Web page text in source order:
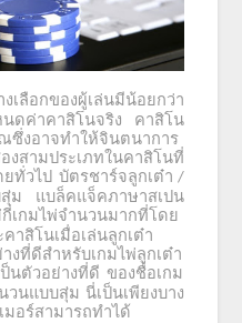
งเลือกของผู้เล่นมีน้อยกว่า
นดค่าคาสิโนจริง
คาสิโน
ซึ่งอาจทำให้จินตนาการ
งสามประเภทในคาสิโนที่
ทั่วไป บัตรชาร์จลูกเต๋า /
ม แบล็คแจ็คภาษาสเปน
กี่เกมไพ่จำนวนมากที่โดย
าสิโนเมื่อเล่นลูกเต๋า
ที่ดีสำหรับเกมไพ่ลูกเต๋า
ป็นตัวอย่างที่ดี ของชื่อเกม
วนแบบสุ่ม นี่เป็นเพียงบาง
มอร์สามารถทำได้